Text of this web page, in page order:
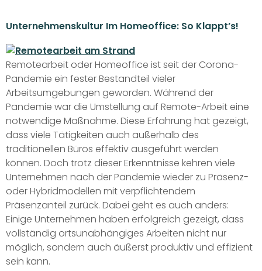
Unternehmenskultur Im Homeoffice: So Klappt’s!
Remotearbeit oder Homeoffice ist seit der Corona-
Pandemie ein fester Bestandteil vieler
Arbeitsumgebungen geworden. Während der
Pandemie war die Umstellung auf Remote-Arbeit eine
notwendige Maßnahme. Diese Erfahrung hat gezeigt,
dass viele Tätigkeiten auch außerhalb des
traditionellen Büros effektiv ausgeführt werden
können. Doch trotz dieser Erkenntnisse kehren viele
Unternehmen nach der Pandemie wieder zu Präsenz-
oder Hybridmodellen mit verpflichtendem
Präsenzanteil zurück. Dabei geht es auch anders:
Einige Unternehmen haben erfolgreich gezeigt, dass
vollständig ortsunabhängiges Arbeiten nicht nur
möglich, sondern auch äußerst produktiv und effizient
sein kann.